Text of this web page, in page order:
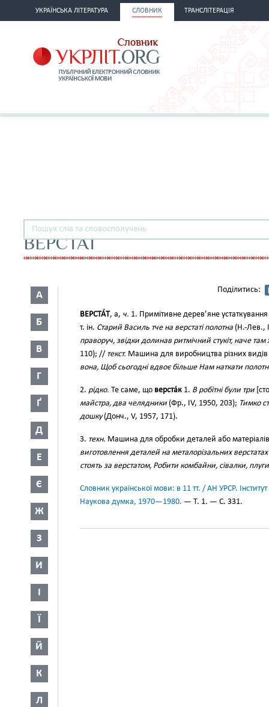
УКРАЇНСЬКА ЛІТЕРАТУРА СЛОВНИК ТРАНСЛІТЕРАЦІЯ
ВЕРСТАТ
А
Б
В
Г
Ґ
Д
Е
Є
Ж
З
И
І
Ї
Й
К
Л
Поділитись:
ВЕРСТА́Т, а, ч. 1. Примітивне дерев’яне
т. ін. Старий Василь тче на верстаті полотна (Н.-Лев.,
праворуч, звідки долинав ритмічний стукіт, наче там
110); // текст. Машина для виробництва різних
вона, Щоб сьогодні вдвоє більше Нам наткати
2. рідко. Те саме, що верста́к 1. В робітні були три
майстра, два челядники (Фр., IV, 1950, 203); Тимко
дошку(Донч., V, 1957, 171).
3. техн. Машина для обробки деталей або
виготовлення деталей на металорізальних верстатах
стоять за верстатом, Робити комбайни, сівалки, плуги
Словник української мови: в 11 тт. / АН УРСР.
Наукова думка, 1970—1980. — Т. 1. — С. 331.